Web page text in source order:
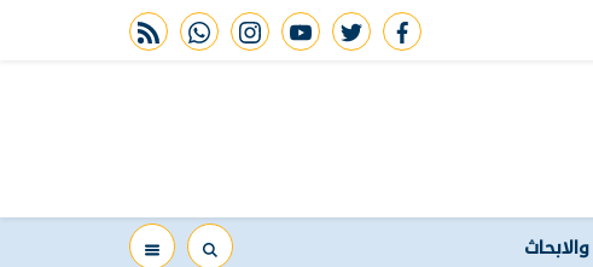
facebook
twitter
youtube
instagram
whatsapp
rss feed